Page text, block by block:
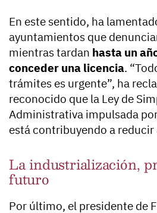
En este sentido, ha
ayuntamientos que
mientras tardan hasta un
conceder una licencia.
trámites es urgente”, ha
reconocido que la Ley de
Administrativa impulsada
está contribuyendo a reducir
La industrialización,
futuro
Por último, el presidente de